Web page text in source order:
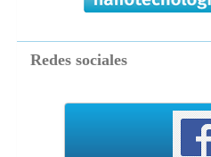
Redes sociales